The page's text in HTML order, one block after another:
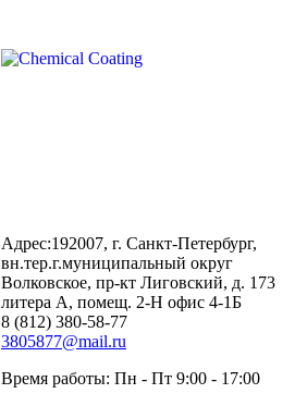
Адрес:192007, г. Санкт-Петербург,
вн.тер.г.муниципальный округ
Волковское, пр-кт Лиговский, д. 173
литера А, помещ. 2-Н офис 4-1Б
8 (812) 380-58-77
3805877@mail.ru
Время работы: Пн - Пт 9:00 - 17:00